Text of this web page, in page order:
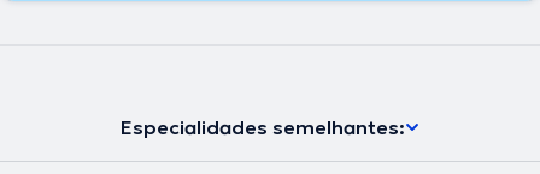
Especialidades semelhantes: